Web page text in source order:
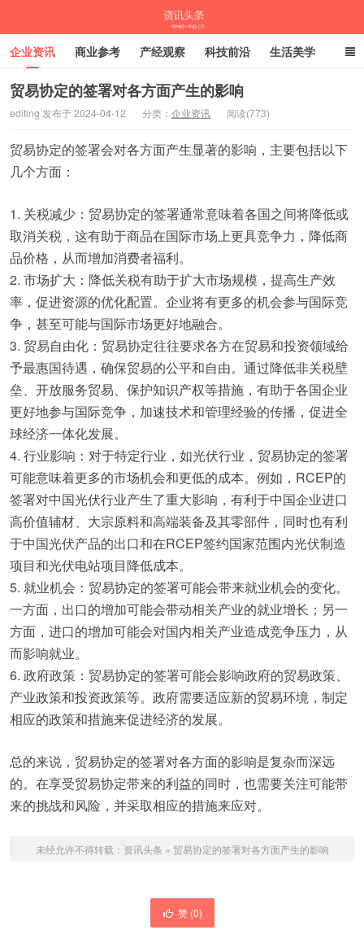
企业资讯 商业参考 产经观察 科技前沿 生活美学
时尚潮流 母婴亲子 专栏
贸易协定的签署对各方面产生的影响
editing 发布于 2024-04-12 分类： 企业资讯 阅读(773)
贸易协定的签署会对各方面产生显著的影响，主要包括以下
几个方面：
1. 关税减少：贸易协定的签署通常意味着各国之间将降低或
取消关税，这有助于商品在国际市场上更具竞争力，降低商
品价格，从而增加消费者福利。
2. 市场扩大：降低关税有助于扩大市场规模，提高生产效
率，促进资源的优化配置。企业将有更多的机会参与国际竞
争，甚至可能与国际市场更好地融合。
3. 贸易自由化：贸易协定往往要求各方在贸易和投资领域给
予最惠国待遇，确保贸易的公平和自由。通过降低非关税壁
垒、开放服务贸易、保护知识产权等措施，有助于各国企业
更好地参与国际竞争，加速技术和管理经验的传播，促进全
球经济一体化发展。
4. 行业影响：对于特定行业，如光伏行业，贸易协定的签署
可能意味着更多的市场机会和更低的成本。例如，RCEP的
签署对中国光伏行业产生了重大影响，有利于中国企业进口
高价值辅材、大宗原料和高端装备及其零部件，同时也有利
于中国光伏产品的出口和在RCEP签约国家范围内光伏制造
项目和光伏电站项目降低成本。
5. 就业机会：贸易协定的签署可能会带来就业机会的变化。
一方面，出口的增加可能会带动相关产业的就业增长；另一
方面，进口的增加可能会对国内相关产业造成竞争压力，从
而影响就业。
6. 政府政策：贸易协定的签署可能会影响政府的贸易政策、
产业政策和投资政策等。政府需要适应新的贸易环境，制定
相应的政策和措施来促进经济的发展。
总的来说，贸易协定的签署对各方面的影响是复杂而深远
的。在享受贸易协定带来的利益的同时，也需要关注可能带
来的挑战和风险，并采取相应的措施来应对。
未经允许不得转载： 资讯头条 » 贸易协定的签署对各方面产生的影响
赞 (0)